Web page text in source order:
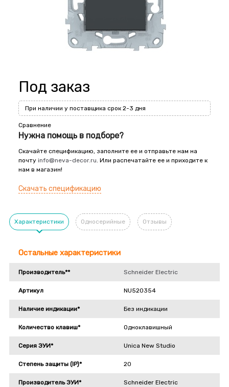
Под заказ
При наличии у поставщика срок 2-3 дня
Сравнение
Нужна помощь в подборе?
Скачайте спецификацию, заполните ее и отправьте нам на
почту info@neva-decor.ru . Или распечатайте ее и приходите к
нам в магазин!
Скачать спецификацию
Характеристики Односерийные Отзывы
Остальные характеристики
Производитель** Schneider Electric
Артикул NU520354
Наличие индикации* Без индикации
Количество клавиш* Одноклавишный
Серия ЭУИ* Unica New Studio
Степень защиты (IP)* 20
Производитель ЭУИ* Schneider Electric